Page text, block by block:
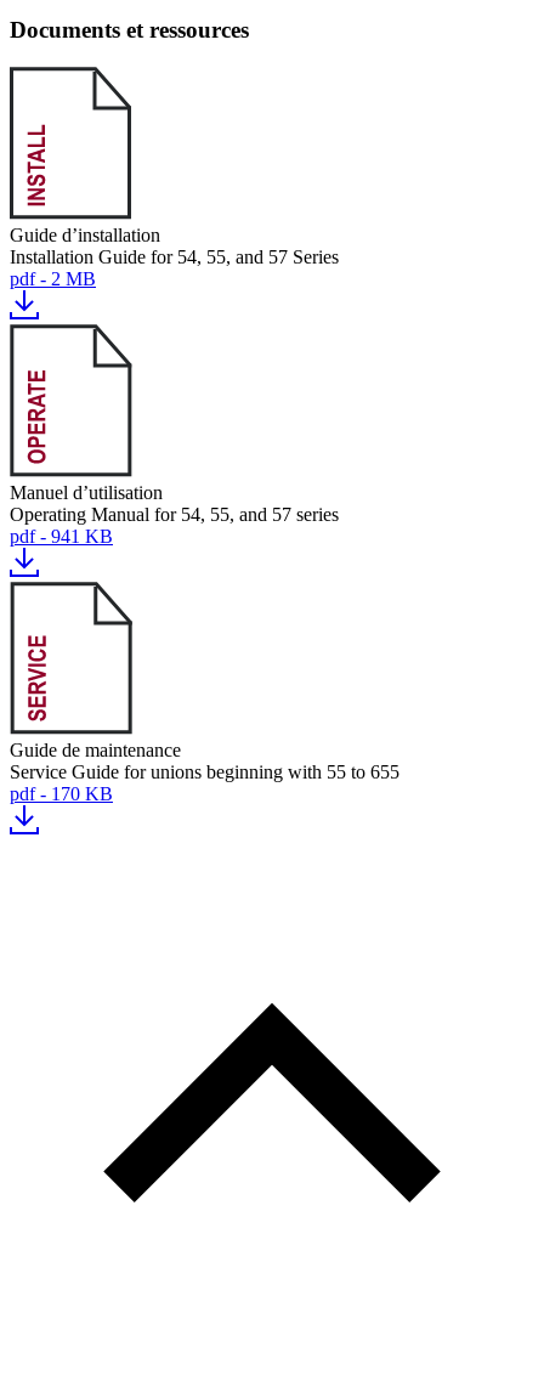
Documents et ressources
Guide d’installation
Installation Guide for 54, 55, and 57 Series
pdf - 2 MB
Manuel d’utilisation
Operating Manual for 54, 55, and 57 series
pdf - 941 KB
Guide de maintenance
Service Guide for unions beginning with 55 to 655
pdf - 170 KB